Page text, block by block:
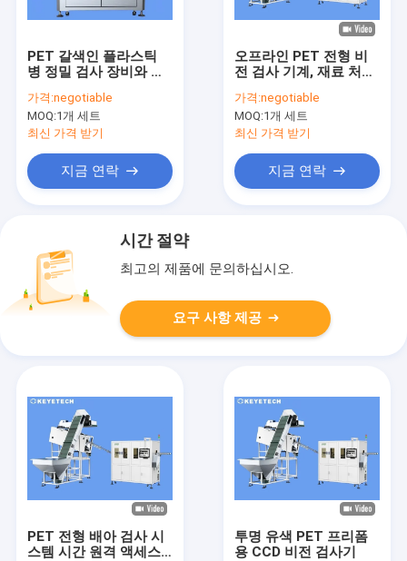
PET 갈색인 플라스틱
병 정밀 검사 장비와 함
로 장려됩니다
가격:negotiable
MOQ:1개 세트
최신 가격 받기
지금 연락
오프라인 PET 전형 비
전 검사 기계, 재료 처리
가격:negotiable
MOQ:1개 세트
최신 가격 받기
지금 연락
시간 절약
최고의 제품에 문의하십시오.
요구 사항 제공
PET 전형 배아 검사 시
스템 시간 원격 액세스
투명 유색 PET 프리폼
용 CCD 비전 검사기